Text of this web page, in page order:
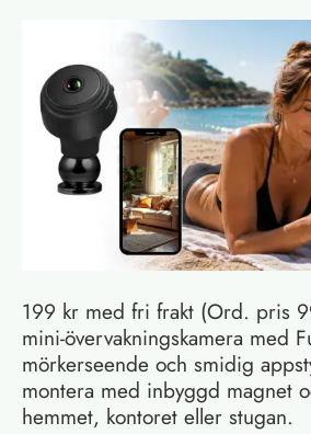
199 kr med fri frakt (Ord. pris
mini-övervakningskamera med
mörkerseende och smidig
montera med inbyggd magnet
hemmet, kontoret eller stugan.